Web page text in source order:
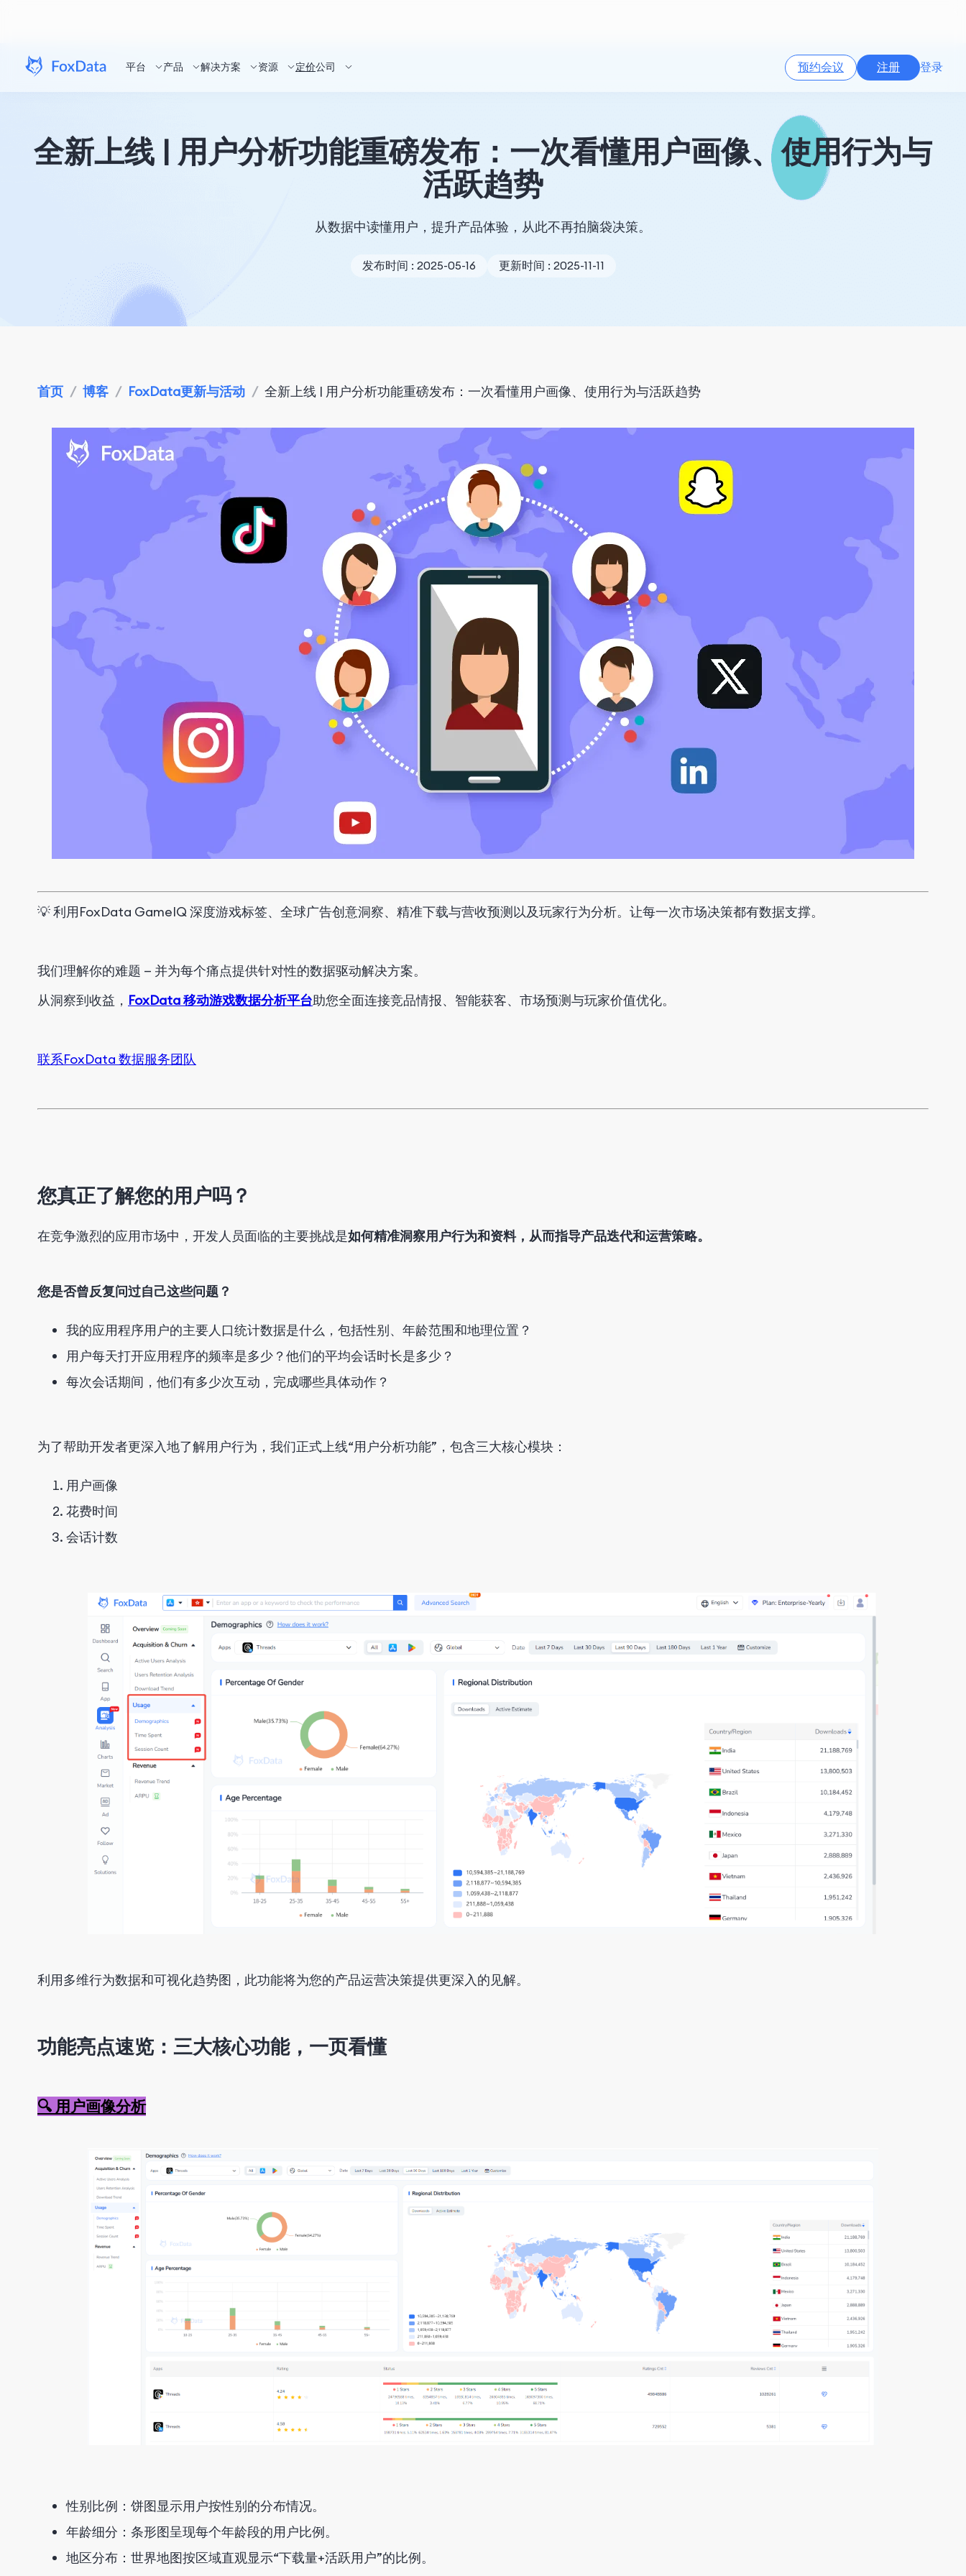
平台 产品 解决方案 资源 定价公司 预约会议 注册 登录
全新上线 | 用户分析功能重磅发布：一次看懂用户画像、使用行为与
活跃趋势
从数据中读懂用户，提升产品体验，从此不再拍脑袋决策。
发布时间 : 2025-05-16 更新时间 : 2025-11-11
首页 / 博客 / FoxData更新与活动 / 全新上线 | 用户分析功能重磅发布：一次看懂用户画像、使用行为与活跃趋势
💡利用FoxData GameIQ 深度游戏标签、全球广告创意洞察、精准下载与营收预测以及玩家行为分析。让每一次市场决策都有数据支撑。
我们理解你的难题 — 并为每个痛点提供针对性的数据驱动解决方案。
从洞察到收益， FoxData 移动游戏数据分析平台助您全面连接竞品情报、智能获客、市场预测与玩家价值优化。
联系FoxData 数据服务团队
您真正了解您的用户吗？
在竞争激烈的应用市场中，开发人员面临的主要挑战是如何精准洞察用户行为和资料，从而指导产品迭代和运营策略。
您是否曾反复问过自己这些问题？
我的应用程序用户的主要人口统计数据是什么，包括性别、年龄范围和地理位置？
用户每天打开应用程序的频率是多少？他们的平均会话时长是多少？
每次会话期间，他们有多少次互动，完成哪些具体动作？
为了帮助开发者更深入地了解用户行为，我们正式上线“用户分析功能”，包含三大核心模块：
用户画像
花费时间
会话计数
利用多维行为数据和可视化趋势图，此功能将为您的产品运营决策提供更深入的见解。
功能亮点速览：三大核心功能，一页看懂
🔍 用户画像分析
性别比例：饼图显示用户按性别的分布情况。
年龄细分：条形图呈现每个年龄段的用户比例。
地区分布：世界地图按区域直观显示“下载量+活跃用户”的比例。